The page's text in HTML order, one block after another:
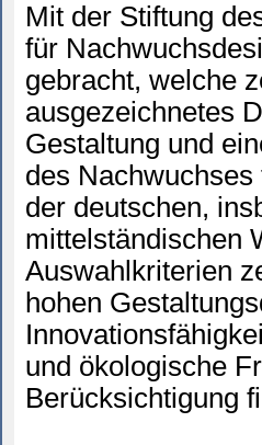
Mit der Stiftung
für
gebracht, welche
ausgezeichnetes
Gestaltung und
des
der deutschen,
mittelständischen
Auswahlkriterien
hohen
und ökologische
Berücksichtigung